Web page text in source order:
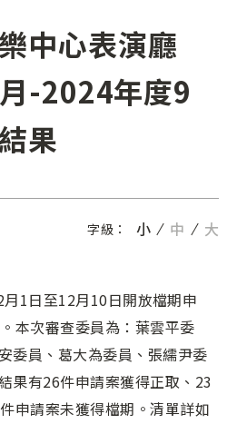
中心表演廳
-2024年度9
果
字級： 小 中 大
1日至12月10日開放檔期申
本次審查委員為：葉雲平委
委員、葛大為委員、張繻尹委
果有26件申請案獲得正取、23
申請案未獲得檔期。清單詳如